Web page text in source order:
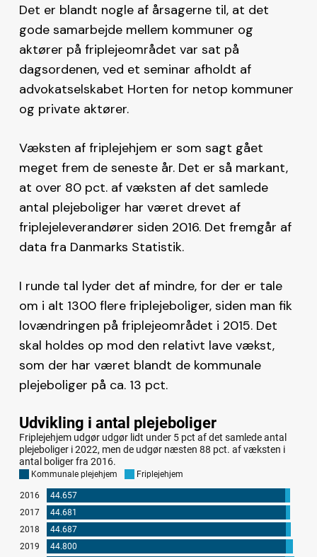
Det er blandt nogle af årsagerne til, at det
gode samarbejde mellem kommuner og
aktører på friplejeområdet var sat på
dagsordenen, ved et seminar afholdt af
advokatselskabet Horten for netop kommuner
og private aktører.
Væksten af friplejehjem er som sagt gået
meget frem de seneste år. Det er så markant,
at over 80 pct. af væksten af det samlede
antal plejeboliger har været drevet af
friplejeleverandører siden 2016. Det fremgår af
data fra Danmarks Statistik.
I runde tal lyder det af mindre, for der er tale
om i alt 1300 flere friplejeboliger, siden man fik
lovændringen på friplejeområdet i 2015. Det
skal holdes op mod den relativt lave vækst,
som der har været blandt de kommunale
plejeboliger på ca. 13 pct.